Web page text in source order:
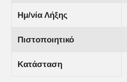
Ημ/νία Λήξης
Πιστοποιητικό
Κατάσταση